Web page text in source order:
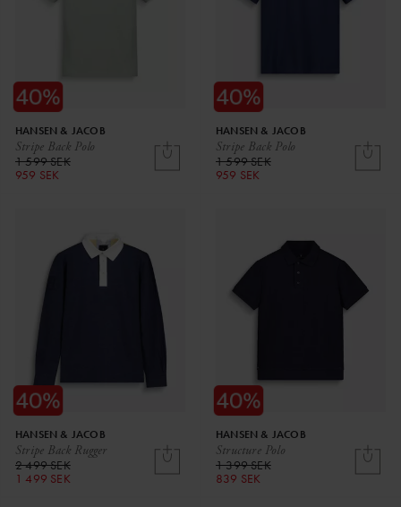
Stripe Back Polo
HANSEN & JACOB
1 599 SEK
959 SEK
Stripe Back Polo
HANSEN & JACOB
1 599 SEK
959 SEK
Stripe Back Rugger
HANSEN & JACOB
2 499 SEK
1 499 SEK
Structure Polo
HANSEN & JACOB
1 399 SEK
839 SEK